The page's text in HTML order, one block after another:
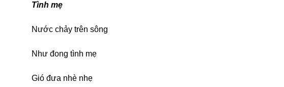
Tình mẹ
Nước chảy trên sông
Như đong tình mẹ
Gió đưa nhè nhẹ